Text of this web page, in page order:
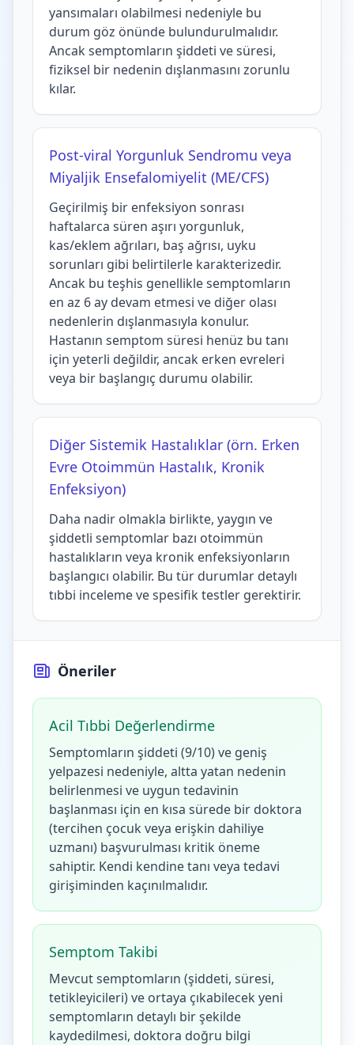
yansımaları olabilmesi nedeniyle bu
durum göz önünde bulundurulmalıdır.
Ancak semptomların şiddeti ve süresi,
fiziksel bir nedenin dışlanmasını zorunlu
kılar.
Post-viral Yorgunluk Sendromu veya
Miyaljik Ensefalomiyelit (ME/CFS)
Geçirilmiş bir enfeksiyon sonrası
haftalarca süren aşırı yorgunluk,
kas/eklem ağrıları, baş ağrısı, uyku
sorunları gibi belirtilerle karakterizedir.
Ancak bu teşhis genellikle semptomların
en az 6 ay devam etmesi ve diğer olası
nedenlerin dışlanmasıyla konulur.
Hastanın semptom süresi henüz bu tanı
için yeterli değildir, ancak erken evreleri
veya bir başlangıç durumu olabilir.
Diğer Sistemik Hastalıklar (örn. Erken
Evre Otoimmün Hastalık, Kronik
Enfeksiyon)
Daha nadir olmakla birlikte, yaygın ve
şiddetli semptomlar bazı otoimmün
hastalıkların veya kronik enfeksiyonların
başlangıcı olabilir. Bu tür durumlar detaylı
tıbbi inceleme ve spesifik testler gerektirir.
Öneriler
Acil Tıbbi Değerlendirme
Semptomların şiddeti (9/10) ve geniş
yelpazesi nedeniyle, altta yatan nedenin
belirlenmesi ve uygun tedavinin
başlanması için en kısa sürede bir doktora
(tercihen çocuk veya erişkin dahiliye
uzmanı) başvurulması kritik öneme
sahiptir. Kendi kendine tanı veya tedavi
girişiminden kaçınılmalıdır.
Semptom Takibi
Mevcut semptomların (şiddeti, süresi,
tetikleyicileri) ve ortaya çıkabilecek yeni
semptomların detaylı bir şekilde
kaydedilmesi, doktora doğru bilgi